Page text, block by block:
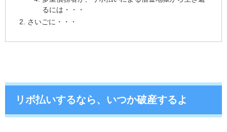
るには・・・
さいごに・・・
リボ払いするなら、いつか破産するよ